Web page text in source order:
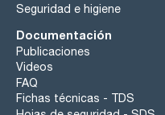
Seguridad e higiene
Documentación
Publicaciones
Videos
FAQ
Fichas técnicas - TDS